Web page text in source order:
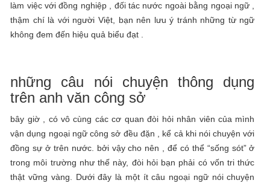
làm việc với đồng nghiệp , đối tác nước ngoài bằng ngoại ngữ ,
thậm chí là với người Việt, bạn nên lưu ý tránh những từ ngữ
không đem đến hiệu quả biểu đạt .
những câu nói chuyện thông dụng
trên anh văn công sở
bây giờ , có vô cùng các cơ quan đòi hỏi nhân viên của mình
vận dụng ngoại ngữ công sở đều đặn , kể cả khi nói chuyện với
đồng sự ở trên nước. bởi vậy cho nên , để có thể “sống sót” ở
trong môi trường như thế này, đòi hỏi bạn phải có vốn tri thức
thật vững vàng. Dưới đây là một ít câu ngoại ngữ nói chuyện